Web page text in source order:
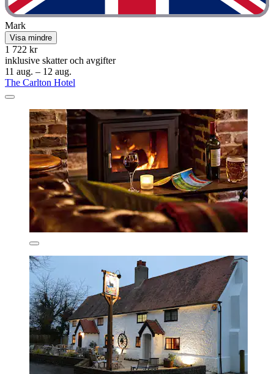
Mark
Visa mindre
1 722 kr
inklusive skatter och avgifter
11 aug. – 12 aug.
The Carlton Hotel